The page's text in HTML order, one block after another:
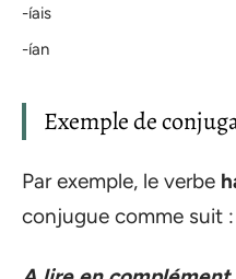
-íais
-ían
Exemple de
Par exemple, le verbe
conjugue comme suit :